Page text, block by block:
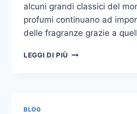
alcuni grandi classici del
profumi continuano ad
delle fragranze grazie a
LEGGI DI PIÙ
BLOG